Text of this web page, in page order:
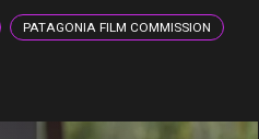
PATAGONIA FILM COMMISSION